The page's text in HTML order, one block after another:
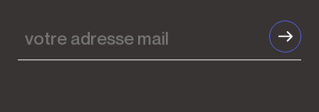
adresse
mail